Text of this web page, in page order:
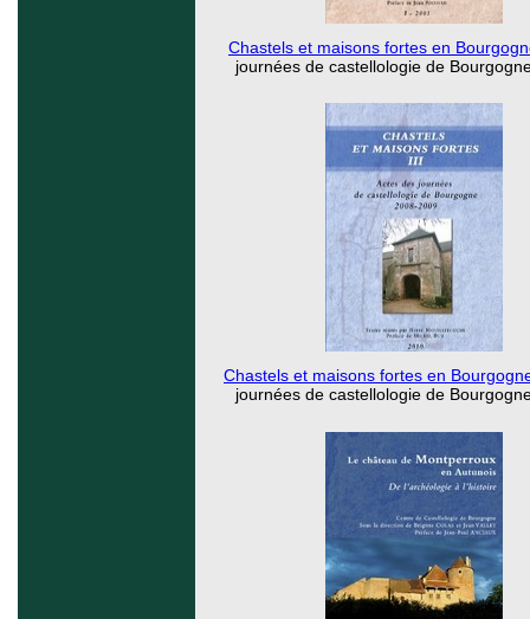
Chastels et maisons fortes en
journées de castellologie de
Chastels et maisons fortes en
journées de castellologie de